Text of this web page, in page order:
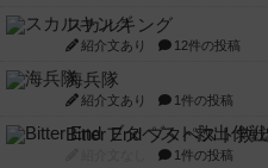
スカルキング
紹介文あり 12件の投稿
海兵隊
紹介文あり 1件の投稿
Bitter End ブタペスト救
1件の投稿